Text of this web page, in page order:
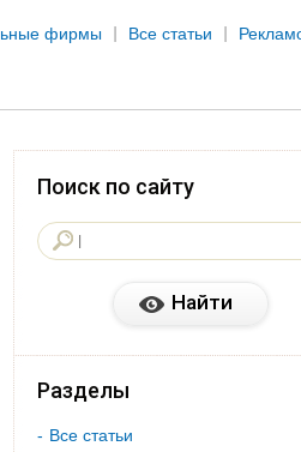
фирмы Все статьи
Поиск по сайту
Разделы
Все статьи